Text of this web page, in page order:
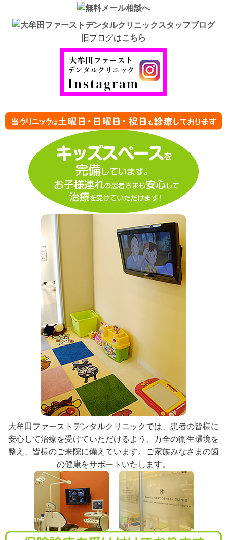
旧ブログはこちら
大牟田ファーストデンタルクリニックでは、患者の皆様に
安心して治療を受けていただけるよう、万全の衛生環境を
整え、皆様のご来院に備えています。ご家族みなさまの歯
の健康をサポートいたします。